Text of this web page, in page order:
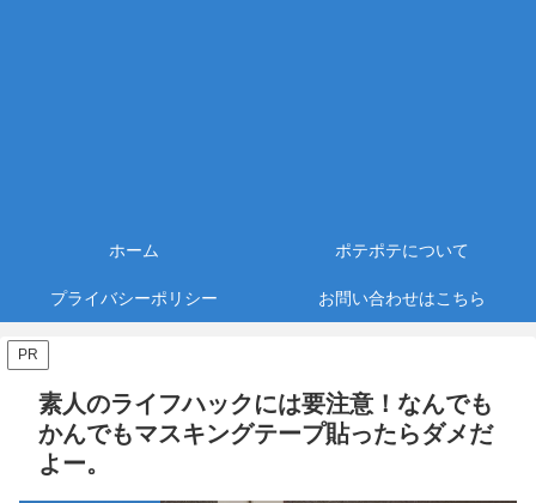
ホーム ポテポテについて
プライバシーポリシー お問い合わせはこちら
PR
素人のライフハックには要注意！なんでも
かんでもマスキングテープ貼ったらダメだ
よー。